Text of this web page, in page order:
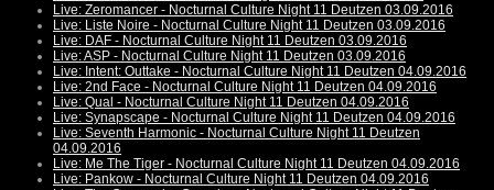
Live: Zeromancer - Nocturnal Culture Night 11 Deutzen 03.09.2016
Live: Liste Noire - Nocturnal Culture Night 11 Deutzen 03.09.2016
Live: DAF - Nocturnal Culture Night 11 Deutzen 03.09.2016
Live: ASP - Nocturnal Culture Night 11 Deutzen 03.09.2016
Live: Intent: Outtake - Nocturnal Culture Night 11 Deutzen 04.09.2016
Live: 2nd Face - Nocturnal Culture Night 11 Deutzen 04.09.2016
Live: Qual - Nocturnal Culture Night 11 Deutzen 04.09.2016
Live: Synapscape - Nocturnal Culture Night 11 Deutzen 04.09.2016
Live: Seventh Harmonic - Nocturnal Culture Night 11 Deutzen
04.09.2016
Live: Me The Tiger - Nocturnal Culture Night 11 Deutzen 04.09.2016
Live: Pankow - Nocturnal Culture Night 11 Deutzen 04.09.2016